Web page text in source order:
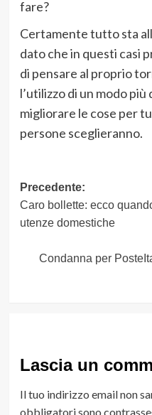
fare?
Certamente tutto sta
dato che in questi casi
di pensare al proprio
l’utilizzo di un modo
migliorare le cose per
persone sceglieranno.
Navigazione
articolo
Precedente:
Caro bollette: ecco
utenze domestiche
Condanna per
Lascia un
Il tuo indirizzo email non
obbligatori sono